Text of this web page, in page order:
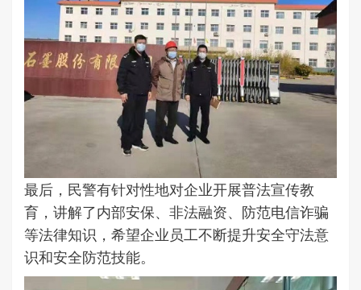
最后，民警有针对性地对企业开展普法宣传教
育，讲解了内部安保、非法融资、防范电信诈骗
等法律知识，希望企业员工不断提升安全守法意
识和安全防范技能。